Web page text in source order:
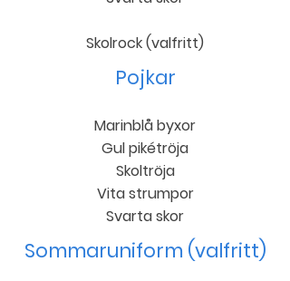
Skolrock (valfritt)
Pojkar
Marinblå byxor
Gul pikétröja
Skoltröja
Vita strumpor
Svarta skor
Sommaruniform (valfritt)